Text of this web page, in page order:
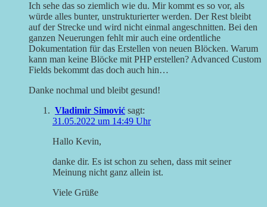
Ich sehe das so ziemlich wie du. Mir kommt es so vor, als
würde alles bunter, unstrukturierter werden. Der Rest bleibt
auf der Strecke und wird nicht einmal angeschnitten. Bei den
ganzen Neuerungen fehlt mir auch eine ordentliche
Dokumentation für das Erstellen von neuen Blöcken. Warum
kann man keine Blöcke mit PHP erstellen? Advanced Custom
Fields bekommt das doch auch hin…
Danke nochmal und bleibt gesund!
Vladimir Simović sagt:
31.05.2022 um 14:49 Uhr
Hallo Kevin,
danke dir. Es ist schon zu sehen, dass mit seiner
Meinung nicht ganz allein ist.
Viele Grüße